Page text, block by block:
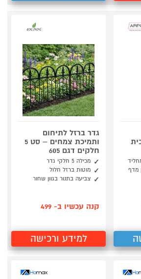
מדף
גדר ברזל לתיחום
ותמיכת צמחים – סט 5
חלקים דגם 605
מכילה 5 חלקי גדר
מוטות ברזל חלול
צביעה בתנור בגוון שחור
קנה עכשיו ב- 499
למידע ורכישה